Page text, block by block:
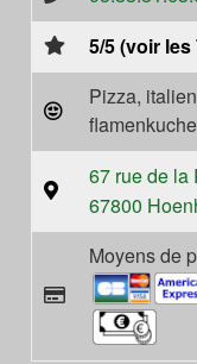
5/5 (voir les
Pizza,
flamenkuche
67 rue de la
67800
Moyens de